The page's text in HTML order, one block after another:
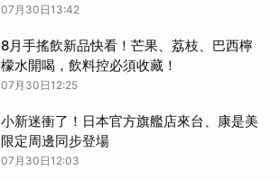
夏日俱樂部
07月30日13:42
8月手搖飲新品快看！芒果、荔枝、巴西檸
檬水開喝，飲料控必須收藏！
07月30日12:25
小新迷衝了！日本官方旗艦店來台、康是美
限定周邊同步登場
07月30日12:03
取消